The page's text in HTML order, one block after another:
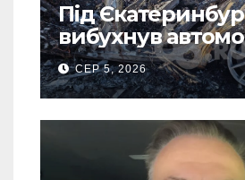
Під
вибухнув
голови компанії-
виробника
– перші
СЕР 5, 2026